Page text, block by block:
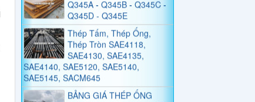
Thép Tấm, Thép Ống,
Thép Tròn SAE4118,
SAE4130, SAE4135,
SAE4140, SAE5120, SAE5140,
SAE5145, SACM645
BẢNG GIÁ THÉP ỐNG
C10, C20, C30, C40, C45,
C50, C55